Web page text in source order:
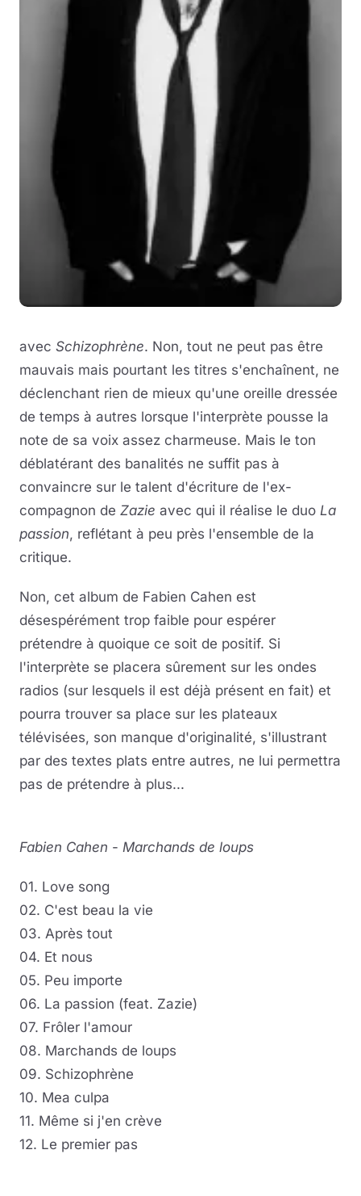
avec Schizophrène. Non, tout ne peut pas être
mauvais mais pourtant les titres s'enchaînent, ne
déclenchant rien de mieux qu'une oreille dressée
de temps à autres lorsque l'interprète pousse la
note de sa voix assez charmeuse. Mais le ton
déblatérant des banalités ne suffit pas à
convaincre sur le talent d'écriture de l'ex-
compagnon de Zazie avec qui il réalise le duo La
passion, reflétant à peu près l'ensemble de la
critique.
Non, cet album de Fabien Cahen est
désespérément trop faible pour espérer
prétendre à quoique ce soit de positif. Si
l'interprète se placera sûrement sur les ondes
radios (sur lesquels il est déjà présent en fait) et
pourra trouver sa place sur les plateaux
télévisées, son manque d'originalité, s'illustrant
par des textes plats entre autres, ne lui permettra
pas de prétendre à plus...
Fabien Cahen - Marchands de loups
01. Love song
02. C'est beau la vie
03. Après tout
04. Et nous
05. Peu importe
06. La passion (feat. Zazie)
07. Frôler l'amour
08. Marchands de loups
09. Schizophrène
10. Mea culpa
11. Même si j'en crève
12. Le premier pas